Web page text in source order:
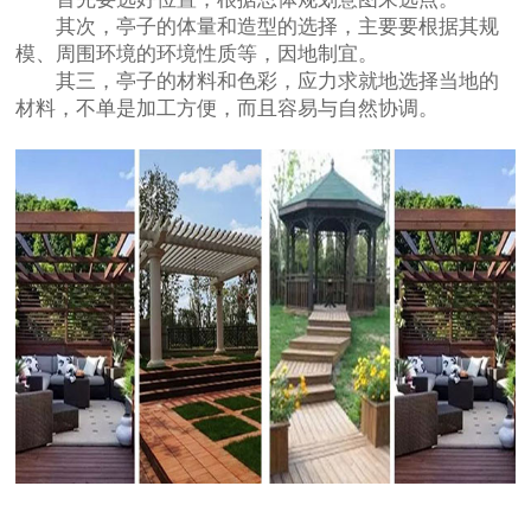
其次，亭子的体量和造型的选择，主要要根据其规
模、周围环境的环境性质等，因地制宜。
其三，亭子的材料和色彩，应力求就地选择当地的
材料，不单是加工方便，而且容易与自然协调。